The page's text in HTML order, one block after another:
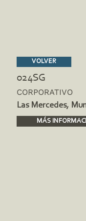
VOLVER
024SG
CORPORATIVO
Las Mercedes,
MÁS